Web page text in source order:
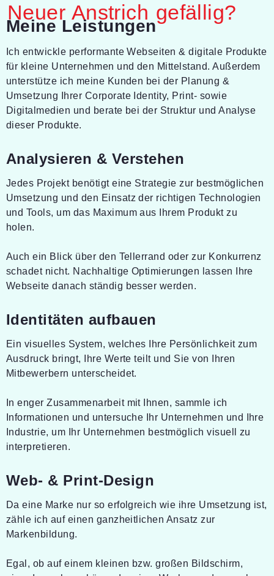
Neuer Anstrich gefällig?
-
Meine Leistungen
Ich entwickle performante Webseiten & digitale Produkte
für kleine Unternehmen und den Mittelstand. Außerdem
unterstütze ich meine Kunden bei der Planung &
Umsetzung Ihrer Corporate Identity, Print- sowie
Digitalmedien und berate bei der Struktur und Analyse
dieser Produkte.
Analysieren & Verstehen
Jedes Projekt benötigt eine Strategie zur bestmöglichen
Umsetzung und den Einsatz der richtigen Technologien
und Tools, um das Maximum aus Ihrem Produkt zu
holen.
Auch ein Blick über den Tellerrand oder zur Konkurrenz
schadet nicht. Nachhaltige Optimierungen lassen Ihre
Webseite danach ständig besser werden.
Identitäten aufbauen
Ein visuelles System, welches Ihre Persönlichkeit zum
Ausdruck bringt, Ihre Werte teilt und Sie von Ihren
Mitbewerbern unterscheidet.
In enger Zusammenarbeit mit Ihnen, sammle ich
Informationen und untersuche Ihr Unternehmen und Ihre
Industrie, um Ihr Unternehmen bestmöglich visuell zu
interpretieren.
Web- & Print-Design
Da eine Marke nur so erfolgreich wie ihre Umsetzung ist,
zähle ich auf einen ganzheitlichen Ansatz zur
Markenbildung.
Egal, ob auf einem kleinen bzw. großen Bildschirm,